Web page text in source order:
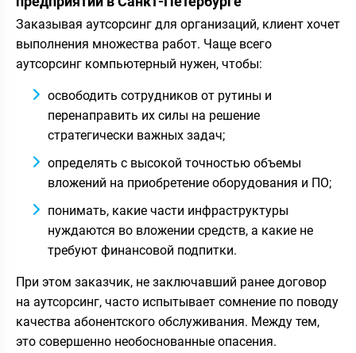
Заказывая аутсорсинг для организаций, клиент хочет
выполнения множества работ. Чаще всего
аутсорсинг компьютерный нужен, чтобы:
освободить сотрудников от рутины и
перенаправить их силы на решение
стратегически важных задач;
определять с высокой точностью объемы
вложений на приобретение оборудования и ПО;
понимать, какие части инфраструктуры
нуждаются во вложении средств, а какие не
требуют финансовой подпитки.
При этом заказчик, не заключавший ранее договор
на аутсорсинг, часто испытывает сомнение по поводу
качества абонентского обслуживания. Между тем,
это совершенно необоснованные опасения.